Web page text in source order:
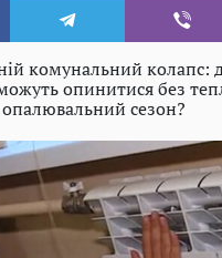
комунальний колапс:
опинитися без
сезон?